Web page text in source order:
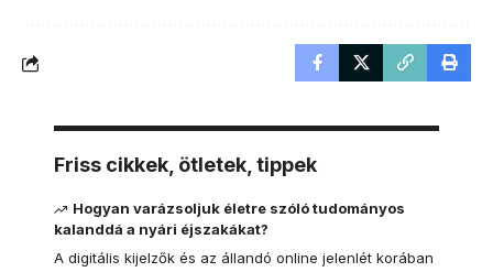
Friss cikkek, ötletek, tippek
Hogyan varázsoljuk életre szóló tudományos
kalanddá a nyári éjszakákat?
A digitális kijelzők és az állandó online jelenlét korában